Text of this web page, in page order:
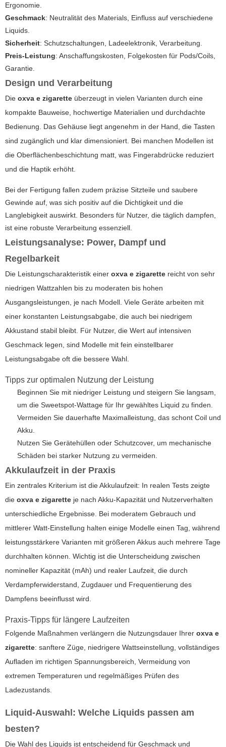
Ergonomie.
Geschmack: Neutralität des Materials, Einfluss auf verschiedene
Liquids.
Sicherheit: Schutzschaltungen, Ladeelektronik, Verarbeitung.
Preis-Leistung: Anschaffungskosten, Folgekosten für Pods/Coils,
Garantie.
Design und Verarbeitung
Die oxva e zigarette überzeugt in vielen Varianten durch eine
kompakte Bauweise, hochwertige Materialien und durchdachte
Bedienung. Das Gehäuse liegt angenehm in der Hand, die Tasten
sind zugänglich und klar dimensioniert. Bei manchen Modellen ist
die Oberflächenbeschichtung matt, was Fingerabdrücke reduziert
und die Haptik erhöht.
Bei der Fertigung fallen zudem präzise Sitzteile und saubere
Gewinde auf, was sich positiv auf die Dichtigkeit und die
Langlebigkeit auswirkt. Besonders für Nutzer, die täglich dampfen,
ist eine robuste Verarbeitung essenziell.
Leistungsanalyse: Power, Dampf und
Regelbarkeit
Die Leistungscharakteristik einer oxva e zigarette reicht von sehr
niedrigen Wattzahlen bis zu moderaten bis hohen
Ausgangsleistungen, je nach Modell. Viele Geräte arbeiten mit
einer konstanten Leistungsabgabe, die auch bei niedrigem
Akkustand stabil bleibt. Für Nutzer, die Wert auf intensiven
Geschmack legen, sind Modelle mit fein einstellbarer
Leistungsabgabe oft die bessere Wahl.
Tipps zur optimalen Nutzung der Leistung
Beginnen Sie mit niedriger Leistung und steigern Sie langsam,
um die Sweetspot-Wattage für Ihr gewähltes Liquid zu finden.
Vermeiden Sie dauerhafte Maximalleistung, das schont Coil und
Akku.
Nutzen Sie Gerätehüllen oder Schutzcover, um mechanische
Schäden bei starker Nutzung zu vermeiden.
Akkulaufzeit in der Praxis
Ein zentrales Kriterium ist die Akkulaufzeit: In realen Tests zeigte
die oxva e zigarette je nach Akku-Kapazität und Nutzerverhalten
unterschiedliche Ergebnisse. Bei moderatem Gebrauch und
mittlerer Watt-Einstellung halten einige Modelle einen Tag, während
leistungsstärkere Varianten mit größeren Akkus auch mehrere Tage
durchhalten können. Wichtig ist die Unterscheidung zwischen
nomineller Kapazität (mAh) und realer Laufzeit, die durch
Verdampferwiderstand, Zugdauer und Frequentierung des
Dampfens beeinflusst wird.
Praxis-Tipps für längere Laufzeiten
Folgende Maßnahmen verlängern die Nutzungsdauer Ihrer oxva e
zigarette: sanftere Züge, niedrigere Wattseinstellung, vollständiges
Aufladen im richtigen Spannungsbereich, Vermeidung von
extremen Temperaturen und regelmäßiges Prüfen des
Ladezustands.
Liquid-Auswahl: Welche Liquids passen am
besten?
Die Wahl des Liquids ist entscheidend für Geschmack und